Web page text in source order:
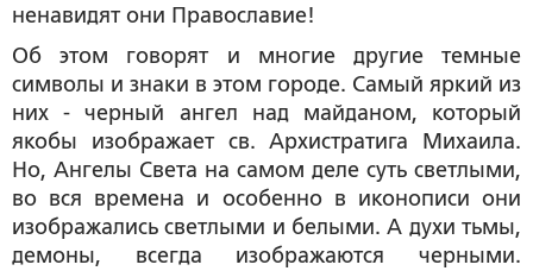
ненавидят они Православие!
Об этом говорят и многие другие темные
символы и знаки в этом городе. Самый яркий из
них - черный ангел над майданом, который
якобы изображает св. Архистратига Михаила.
Но, Ангелы Света на самом деле суть светлыми,
во вся времена и особенно в иконописи они
изображались светлыми и белыми. А духи тьмы,
демоны, всегда изображаются черными.